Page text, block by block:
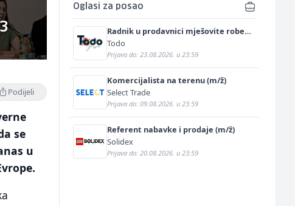
Podijeli
se
u
Oglasi za posao
Radnik u prodavnici mješovite robe
(m/ž)
Todo
Prijava do: 23.08.2026. u 23:59
Komercijalista na terenu (m/ž)
Select Trade
Prijava do: 09.08.2026. u 23:59
Referent nabavke i prodaje (m/ž)
Solidex
Prijava do: 20.08.2026. u 23:59